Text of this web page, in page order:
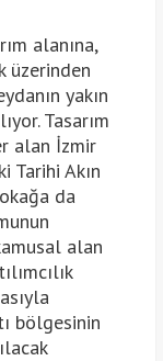
alanına,
üzerinden
yakın
Tasarım
alan İzmir
Tarihi Akın
da
alan
bölgesinin